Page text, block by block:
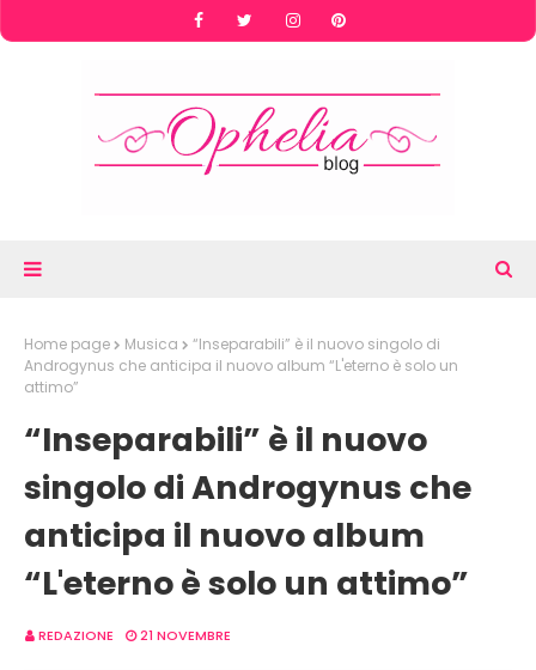
Home page Musica
“Inseparabili” è il nuovo singolo di
Androgynus che anticipa il nuovo album “L'eterno è solo un
attimo”
“Inseparabili” è il nuovo
singolo di Androgynus che
anticipa il nuovo album
“L'eterno è solo un attimo”
REDAZIONE 21 NOVEMBRE